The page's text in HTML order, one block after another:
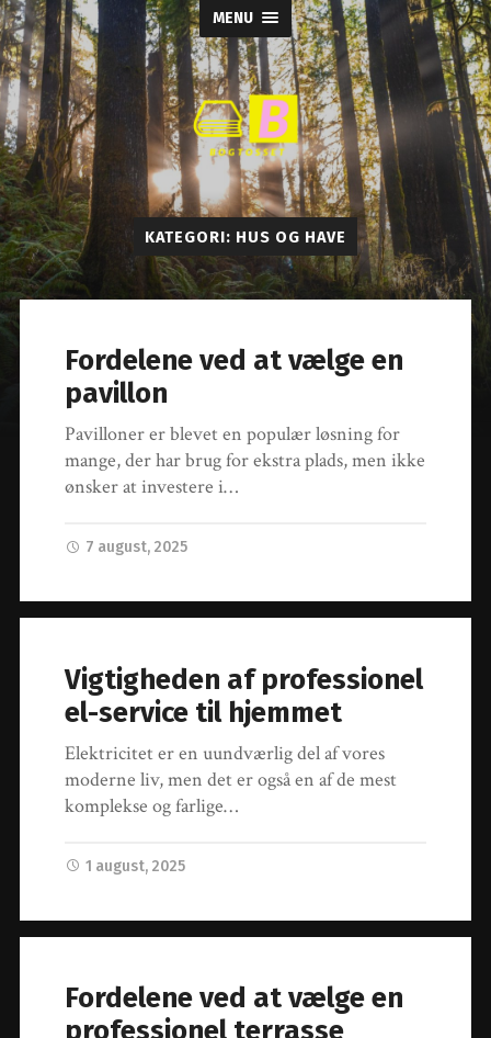
MENU
Bogtosset
KATEGORI: HUS OG HAVE
Fordelene ved at vælge en
pavillon
Pavilloner er blevet en populær løsning for
mange, der har brug for ekstra plads, men ikke
ønsker at investere i…
7 august, 2025
Vigtigheden af professionel
el-service til hjemmet
Elektricitet er en uundværlig del af vores
moderne liv, men det er også en af de mest
komplekse og farlige…
1 august, 2025
Fordelene ved at vælge en
professionel terrasse